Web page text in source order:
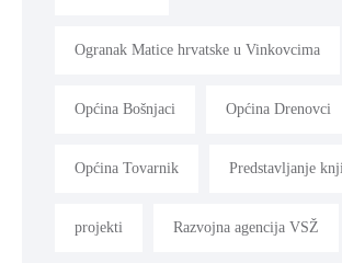
Ogranak Matice hrvatske u Vinkovcima
Općina Bošnjaci Općina Drenovci
Općina Tovarnik Predstavljanje
projekti Razvojna agencija VSŽ